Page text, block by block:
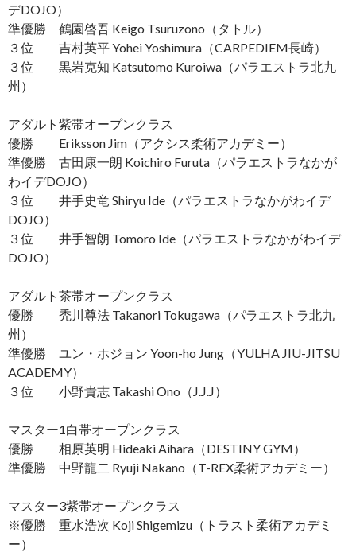
デDOJO）
準優勝 鶴園啓吾 Keigo Tsuruzono（タトル）
３位 吉村英平 Yohei Yoshimura（CARPEDIEM長崎）
３位 黒岩克知 Katsutomo Kuroiwa（パラエストラ北九
州）
アダルト紫帯オープンクラス
優勝 Eriksson Jim（アクシス柔術アカデミー）
準優勝 古田康一朗 Koichiro Furuta（パラエストラなかが
わイデDOJO）
３位 井手史竜 Shiryu Ide（パラエストラなかがわイデ
DOJO）
３位 井手智朗 Tomoro Ide（パラエストラなかがわイデ
DOJO）
アダルト茶帯オープンクラス
優勝 禿川尊法 Takanori Tokugawa（パラエストラ北九
州）
準優勝 ユン・ホジョン Yoon-ho Jung（YULHA JIU-JITSU
ACADEMY）
３位 小野貴志 Takashi Ono（J.J.J）
マスター1白帯オープンクラス
優勝 相原英明 Hideaki Aihara（DESTINY GYM）
準優勝 中野龍二 Ryuji Nakano（T-REX柔術アカデミー）
マスター3紫帯オープンクラス
※優勝 重水浩次 Koji Shigemizu（トラスト柔術アカデミ
ー）